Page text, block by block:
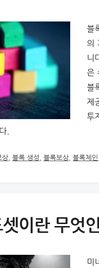
블
의
니
은
블
제
투
.
상 ,블록 생성 ,블록보상 ,블록체인
이란 무엇
미